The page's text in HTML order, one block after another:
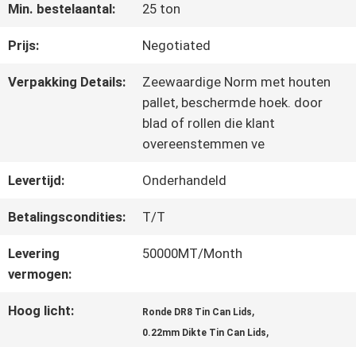
KWALITEITSCONTROLE
CONTACTEER
GEVALLEN
VERZOEK
Min. bestelaantal: 25 ton
Prijs: Negotiated
Verpakking Details:
Zeewaardige Norm met houten
pallet, beschermde hoek. door
blad of rollen die klant
overeenstemmen ve
Levertijd: Onderhandeld
Betalingscondities: T/T
Levering
vermogen:
50000MT/Month
Hoog licht: Ronde DR8 Tin Can Lids,
0.22mm Dikte Tin Can Lids,